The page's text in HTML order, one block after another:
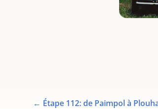
← Étape 112: de Paimpol à